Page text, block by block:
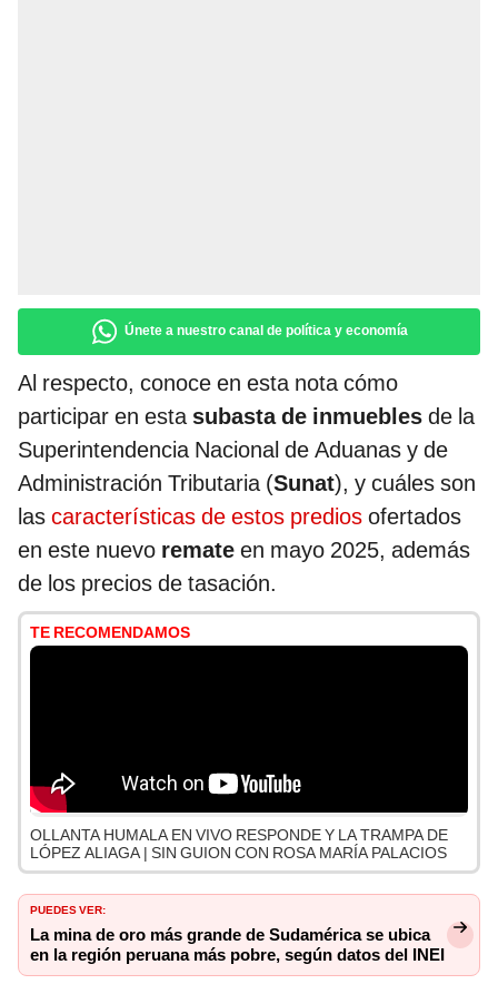
Únete a nuestro canal de política y economía
Al respecto, conoce en esta nota cómo
participar en esta subasta de inmuebles de la
Superintendencia Nacional de Aduanas y de
Administración Tributaria (Sunat), y cuáles son
las características de estos predios ofertados
en este nuevo remate en mayo 2025, además
de los precios de tasación.
TE RECOMENDAMOS
OLLANTA HUMALA EN VIVO RESPONDE Y LA TRAMPA DE
LÓPEZ ALIAGA | SIN GUION CON ROSA MARÍA PALACIOS
PUEDES VER:
La mina de oro más grande de Sudamérica se ubica
en la región peruana más pobre, según datos del INEI